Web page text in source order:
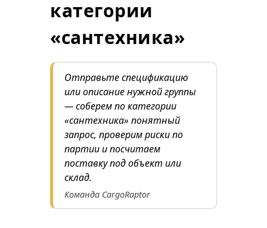
категории
«сантехника»
Отправьте спецификацию
или описание нужной группы
— соберем по категории
«сантехника» понятный
запрос, проверим риски по
партии и посчитаем
поставку под объект или
склад.
Команда CargoRaptor